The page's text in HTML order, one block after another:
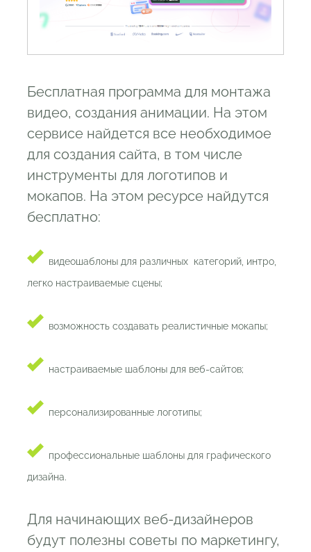
Бесплатная программа для монтажа
видео, создания анимации. На этом
сервисе найдется все необходимое
для создания сайта, в том числе
инструменты для логотипов и
мокапов. На этом ресурсе найдутся
бесплатно:
видеошаблоны для различных категорий, интро,
легко настраиваемые сцены;
возможность создавать реалистичные мокапы;
настраиваемые шаблоны для веб-сайтов;
персонализированные логотипы;
профессиональные шаблоны для графического
дизайна.
Для начинающих веб-дизайнеров
будут полезны советы по маркетингу,